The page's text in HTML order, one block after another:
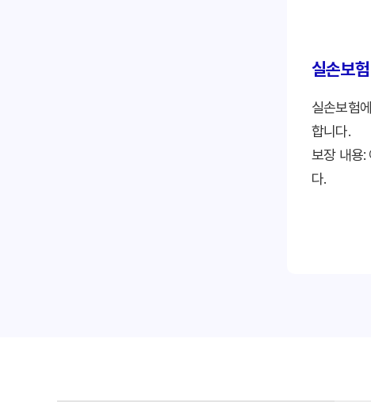
개인정보
실손보
실손보험
합니다.
보장 내용:
다.
면책 기